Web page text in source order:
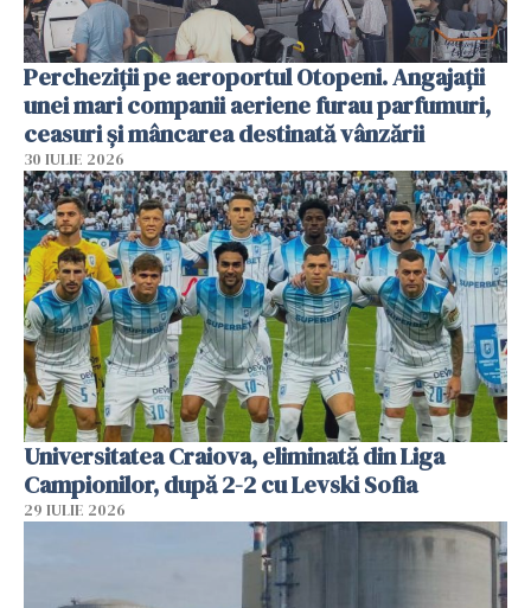
Percheziții pe aeroportul Otopeni. Angajații
unei mari companii aeriene furau parfumuri,
ceasuri și mâncarea destinată vânzării
30 IULIE 2026
Universitatea Craiova, eliminată din Liga
Campionilor, după 2-2 cu Levski Sofia
29 IULIE 2026